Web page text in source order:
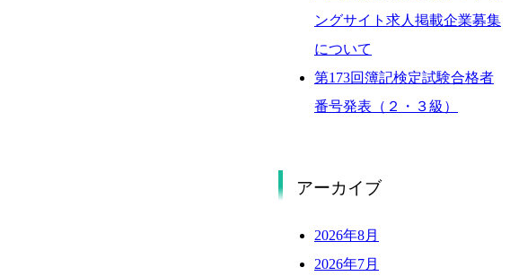
ングサイト求人掲載企業募集
について
第173回簿記検定試験合格者
番号発表（２・３級）
アーカイブ
2026年8月
2026年7月